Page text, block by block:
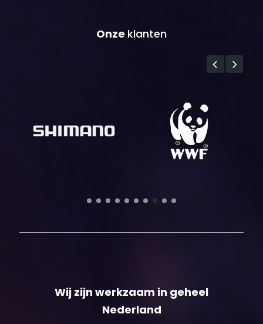
Onze klanten
Wij zijn werkzaam in geheel
Nederland